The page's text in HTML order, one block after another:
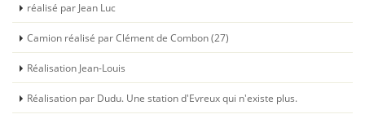
réalisé par Jean Luc
Camion réalisé par Clément de Combon (27)
Réalisation Jean-Louis
Réalisation par Dudu. Une station d'Evreux qui n'existe plus.